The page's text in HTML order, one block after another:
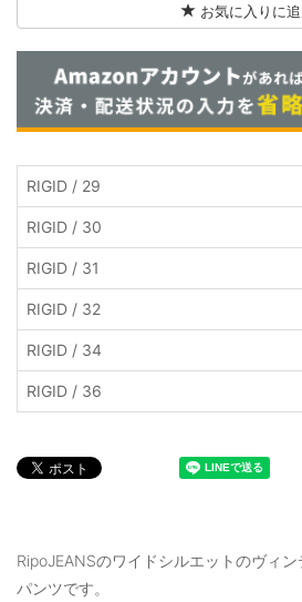
お気に入りに
RIGID / 29
RIGID / 30
RIGID / 31
RIGID / 32
RIGID / 34
RIGID / 36
RipoJEANSのワイドシルエットのヴィ
パンツです。